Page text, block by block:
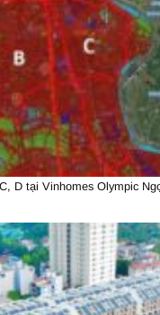
D tại Vinhomes Olympic